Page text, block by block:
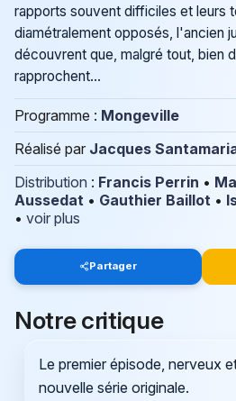
rapports souvent difficiles et leurs
diamétralement opposés, l'ancien
découvrent que, malgré tout, bien
rapprochent...
Programme : Mongeville
Réalisé par Jacques
Distribution : Francis Perrin •
Aussedat • Gauthier Baillot •
• voir plus
Partager
Notre critique
Le premier épisode, nerveux
nouvelle série originale.